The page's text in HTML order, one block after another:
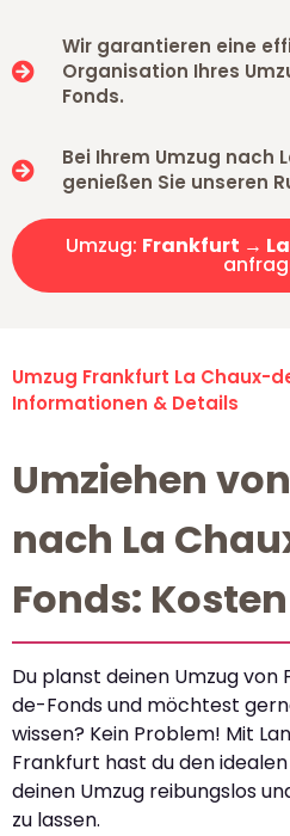
Wir garantieren eine
Organisation Ihres
Fonds.
Bei Ihrem Umzug nach
genießen Sie unseren
Umzug: Frankfurt →
Umzug Frankfurt La Chaux-
Informationen & Details
Umziehen
nach La
Fonds: Kosten
Du planst deinen Umzug von
de-Fonds und möchtest
wissen? Kein Problem! Mit
Frankfurt hast du den
deinen Umzug reibungslos
zu lassen.